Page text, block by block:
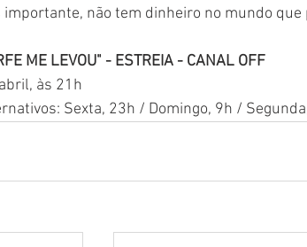
importante, não tem dinheiro no mundo
ME LEVOU" - ESTREIA - CANAL OFF
às 21h
Sexta, 23h / Domingo, 9h /